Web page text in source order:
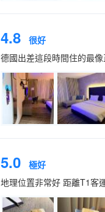
4.8 很好
德國出差這段時間住的最
5.0 極好
地理位置非常好 距離T1客